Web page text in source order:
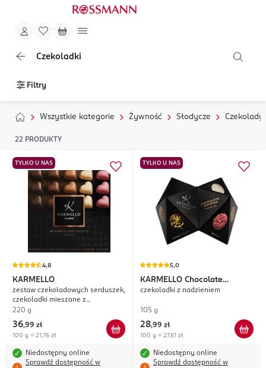
Czekoladki
Filtry
Wszystkie kategorie Żywność Słodycze
22 PRODUKTY
TYLKO U NAS
4,8
KARMELLO
zestaw czekoladowych serduszek,
czekoladki mieszane z
nadzieniem
220 g
36,99 zł
100 g = 21,76 zł
Niedostępny online
Sprawdź dostępność w
TYLKO U NAS
5,0
KARMELLO Chocolate
Goodies
czekoladki z nadzieniem
105 g
28,99 zł
100 g = 27,61 zł
Niedostępny online
Sprawdź dostępność w